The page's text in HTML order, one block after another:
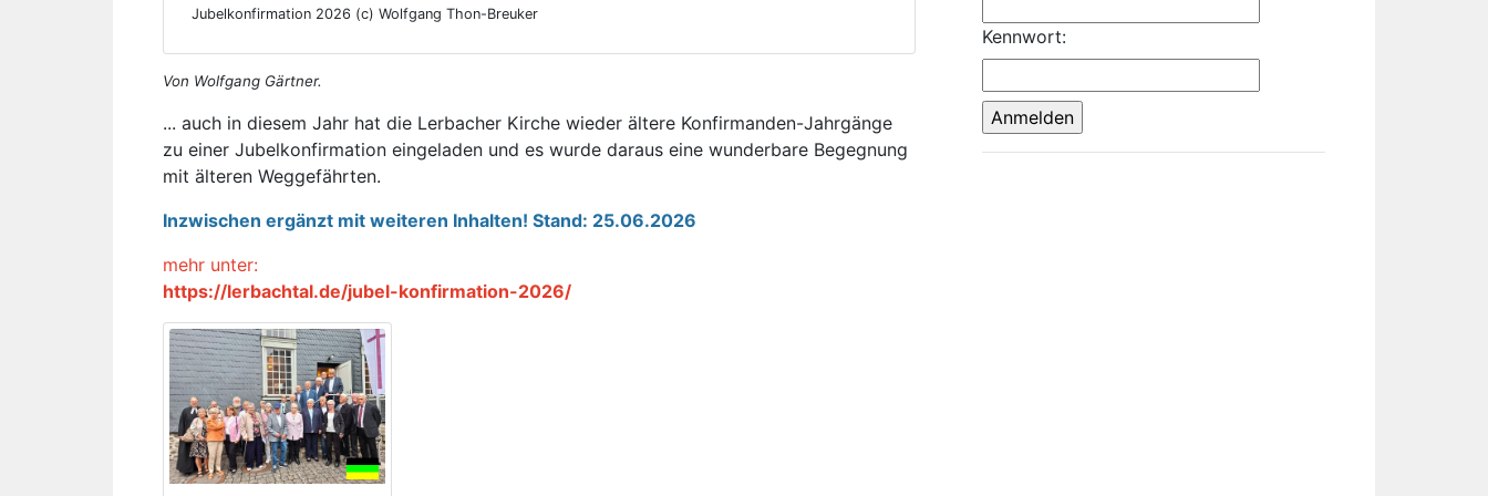
Jubelkonfirmation 2026 (c) Wolfgang Thon-Breuker
Von Wolfgang Gärtner.
... auch in diesem Jahr hat die Lerbacher Kirche wieder ältere Konfirmanden-Jahrgänge
zu einer Jubelkonfirmation eingeladen und es wurde daraus eine wunderbare Begegnung
mit älteren Weggefährten.
Inzwischen ergänzt mit weiteren Inhalten! Stand: 25.06.2026
mehr unter:
https://lerbachtal.de/jubel-konfirmation-2026/
Kennwort: